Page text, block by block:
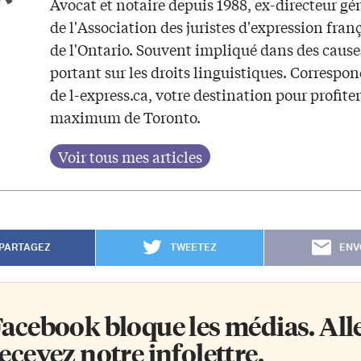
de l'Association des juristes d'expression
de l'Ontario. Souvent impliqué dans des
portant sur les droits linguistiques.
de l-express.ca, votre destination pour
maximum de Toronto.
TWEETEZ
bloque les médias.
notre infolettre.